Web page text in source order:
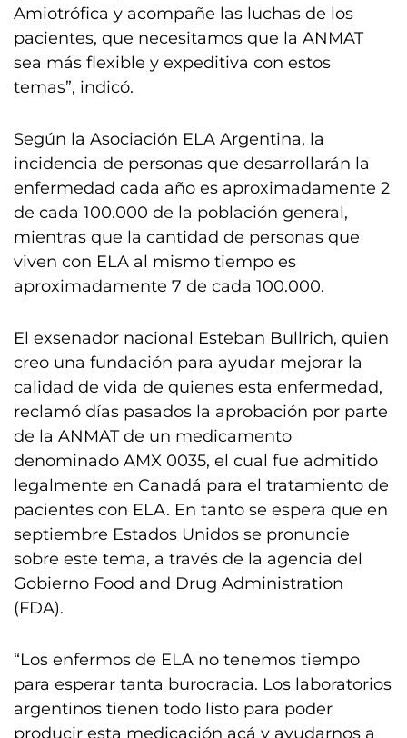
Amiotrófica y acompañe las luchas de los
pacientes, que necesitamos que la ANMAT
sea más flexible y expeditiva con estos
temas”, indicó.
Según la Asociación ELA Argentina, la
incidencia de personas que desarrollarán la
enfermedad cada año es aproximadamente 2
de cada 100.000 de la población general,
mientras que la cantidad de personas que
viven con ELA al mismo tiempo es
aproximadamente 7 de cada 100.000.
El exsenador nacional Esteban Bullrich, quien
creo una fundación para ayudar mejorar la
calidad de vida de quienes esta enfermedad,
reclamó días pasados la aprobación por parte
de la ANMAT de un medicamento
denominado AMX 0035, el cual fue admitido
legalmente en Canadá para el tratamiento de
pacientes con ELA. En tanto se espera que en
septiembre Estados Unidos se pronuncie
sobre este tema, a través de la agencia del
Gobierno Food and Drug Administration
(FDA).
“Los enfermos de ELA no tenemos tiempo
para esperar tanta burocracia. Los laboratorios
argentinos tienen todo listo para poder
producir esta medicación acá y ayudarnos a